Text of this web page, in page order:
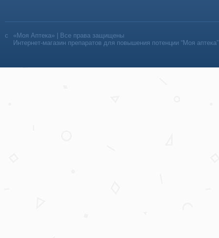
«Моя Аптека» | Все права защищены
Интернет-магазин препаратов для повышения потенции “Моя